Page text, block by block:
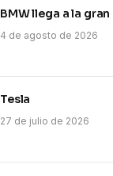
BMW llega a la
4 de agosto de 2026
Tesla
27 de julio de 2026